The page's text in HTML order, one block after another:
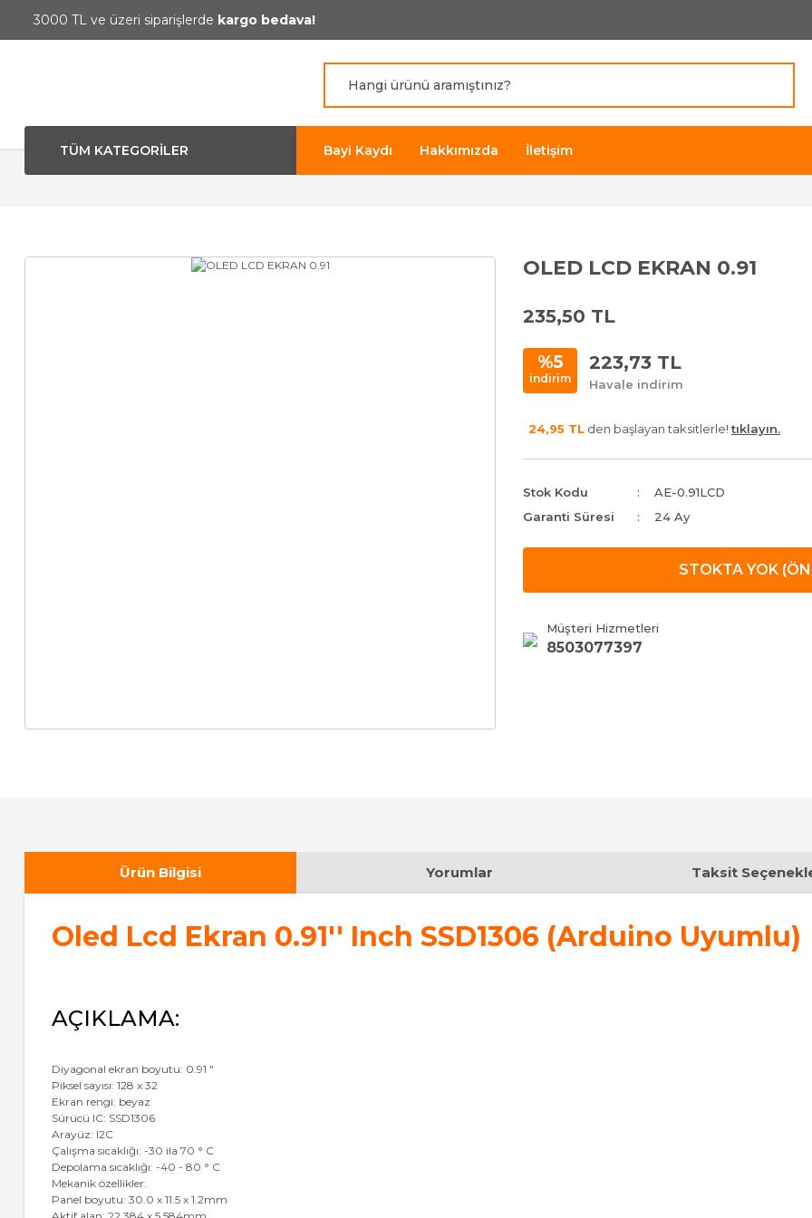
3000 TL ve üzeri siparişlerde kargo bedava!
TÜM KATEGORİLER Bayi Kaydı Hakkımızda İletişim
OLED LCD EKRAN 0.91
235,50 TL
%5
indirim
223,73 TL
Havale indirim
24,95 TL den başlayan taksitlerle! tıklayın.
Stok Kodu
AE-0.91LCD
Garanti Süresi
24 Ay
STOKTA YOK (ÖN
Müşteri Hizmetleri
8503077397
Ürün Bilgisi Yorumlar Taksit
Oled Lcd Ekran 0.91'' Inch SSD1306 (Arduino Uyumlu)
AÇIKLAMA:
Diyagonal ekran boyutu: 0.91 "
Piksel sayısı: 128 x 32
Ekran rengi: beyaz
Sürücü IC: SSD1306
Arayüz: I2C
Çalışma sıcaklığı: -30 ila 70 ° C
Depolama sıcaklığı: -40 - 80 ° C
Mekanik özellikler:
Panel boyutu: 30.0 x 11.5 x 1.2mm